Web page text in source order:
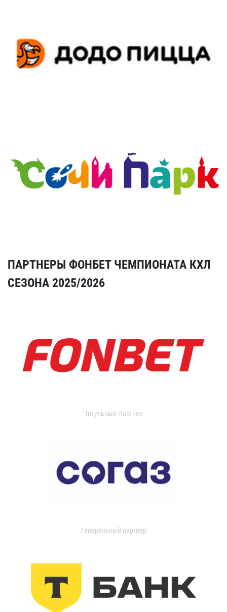
ПАРТНЕРЫ ФОНБЕТ ЧЕМПИОНАТА КХЛ
СЕЗОНА 2025/2026
Титульный Партнер
Генеральный партнер